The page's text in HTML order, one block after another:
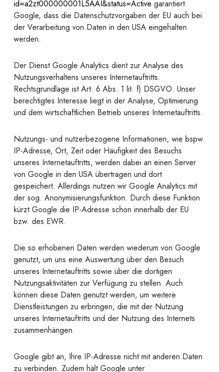
id=a2zt000000001L5AAI&status=Active garantiert
Google, dass die Datenschutzvorgaben der EU auch bei
der Verarbeitung von Daten in den USA eingehalten
werden.
Der Dienst Google Analytics dient zur Analyse des
Nutzungsverhaltens unseres Internetauftritts.
Rechtsgrundlage ist Art. 6 Abs. 1 lit. f) DSGVO. Unser
berechtigtes Interesse liegt in der Analyse, Optimierung
und dem wirtschaftlichen Betrieb unseres Internetauftritts.
Nutzungs- und nutzerbezogene Informationen, wie bspw.
IP-Adresse, Ort, Zeit oder Häufigkeit des Besuchs
unseres Internetauftritts, werden dabei an einen Server
von Google in den USA übertragen und dort
gespeichert. Allerdings nutzen wir Google Analytics mit
der sog. Anonymisierungsfunktion. Durch diese Funktion
kürzt Google die IP-Adresse schon innerhalb der EU
bzw. des EWR.
Die so erhobenen Daten werden wiederum von Google
genutzt, um uns eine Auswertung über den Besuch
unseres Internetauftritts sowie über die dortigen
Nutzungsaktivitäten zur Verfügung zu stellen. Auch
können diese Daten genutzt werden, um weitere
Dienstleistungen zu erbringen, die mit der Nutzung
unseres Internetauftritts und der Nutzung des Internets
zusammenhängen.
Google gibt an, Ihre IP-Adresse nicht mit anderen Daten
zu verbinden. Zudem hält Google unter